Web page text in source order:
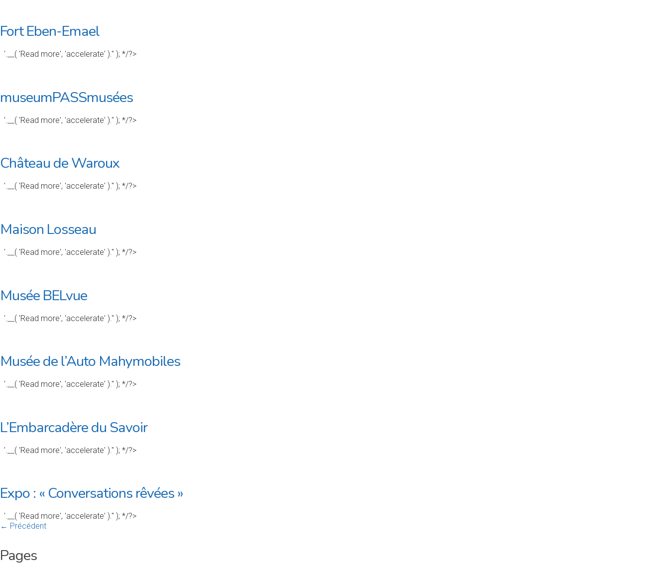
Fort Eben-Emael
'.__( 'Read more', 'accelerate' ).'' ); */?>
museumPASSmusées
'.__( 'Read more', 'accelerate' ).'' ); */?>
Château de Waroux
'.__( 'Read more', 'accelerate' ).'' ); */?>
Maison Losseau
'.__( 'Read more', 'accelerate' ).'' ); */?>
Musée BELvue
'.__( 'Read more', 'accelerate' ).'' ); */?>
Musée de l’Auto Mahymobiles
'.__( 'Read more', 'accelerate' ).'' ); */?>
L’Embarcadère du Savoir
'.__( 'Read more', 'accelerate' ).'' ); */?>
Expo : « Conversations rêvées »
'.__( 'Read more', 'accelerate' ).'' ); */?>
← Précédent
Pages